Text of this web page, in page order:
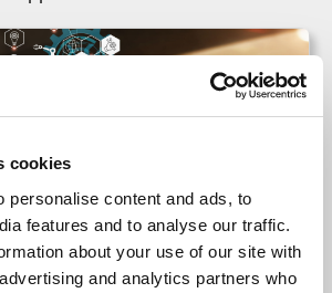
cookies
personalise content and ads, to
features and to analyse our traffic.
about your use of our site with
and analytics partners who
GmbH